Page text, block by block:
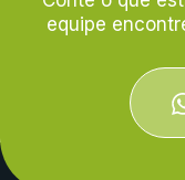
equipe